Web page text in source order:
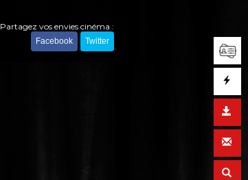
Partagez vos envies cinéma :
Facebook Twitter